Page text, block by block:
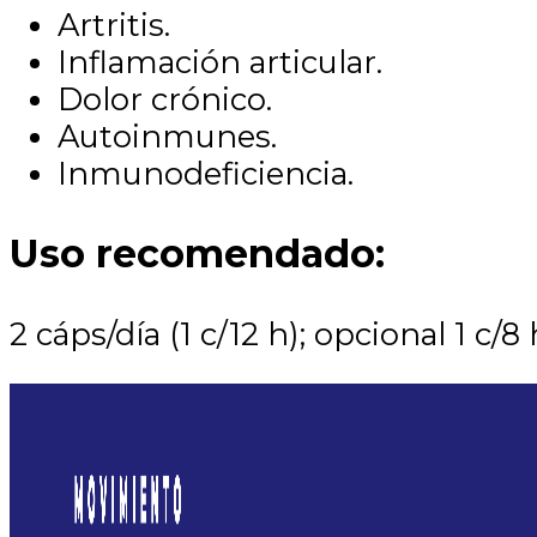
Artritis.
Inflamación articular.
Dolor crónico.
Autoinmunes.
Inmunodeficiencia.
Uso recomendado:
2 cáps/día (1 c/12 h); opcional 1 c/8